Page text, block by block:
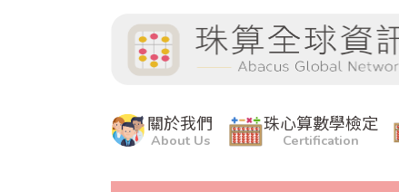
關於我們
About Us
珠心算數學檢定
Certification